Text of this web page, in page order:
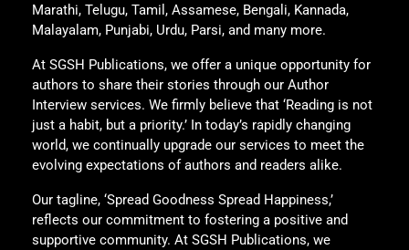
Marathi, Telugu, Tamil, Assamese, Bengali, Kannada,
Malayalam, Punjabi, Urdu, Parsi, and many more.
At SGSH Publications, we offer a unique opportunity for
authors to share their stories through our Author
Interview services. We firmly believe that ‘Reading is not
just a habit, but a priority.’ In today’s rapidly changing
world, we continually upgrade our services to meet the
evolving expectations of authors and readers alike.
Our tagline, ‘Spread Goodness Spread Happiness,’
reflects our commitment to fostering a positive and
supportive community. At SGSH Publications, we